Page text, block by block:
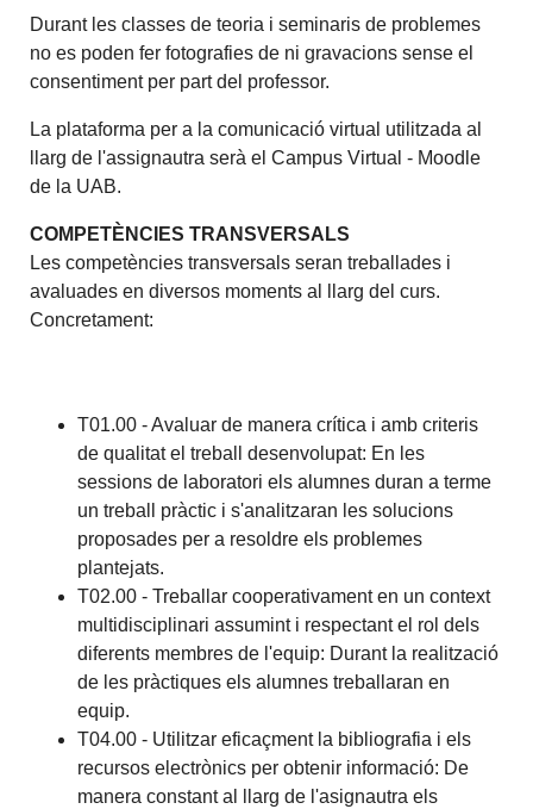
Durant les classes de teoria i seminaris de problemes
no es poden fer fotografies de ni gravacions sense el
consentiment per part del professor.
La plataforma per a la comunicació virtual utilitzada al
llarg de l'assignautra serà el Campus Virtual - Moodle
de la UAB.
COMPETÈNCIES TRANSVERSALS
Les competències transversals seran treballades i
avaluades en diversos moments al llarg del curs.
Concretament:
T01.00 - Avaluar de manera crítica i amb criteris
de qualitat el treball desenvolupat: En les
sessions de laboratori els alumnes duran a terme
un treball pràctic i s'analitzaran les solucions
proposades per a resoldre els problemes
plantejats.
T02.00 - Treballar cooperativament en un context
multidisciplinari assumint i respectant el rol dels
diferents membres de l'equip: Durant la realització
de les pràctiques els alumnes treballaran en
equip.
T04.00 - Utilitzar eficaçment la bibliografia i els
recursos electrònics per obtenir informació: De
manera constant al llarg de l'asignautra els